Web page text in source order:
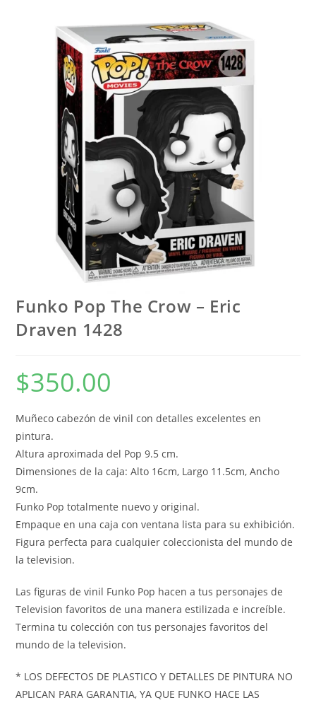
Funko Pop The Crow – Eric
Draven 1428
$350.00
Muñeco cabezón de vinil con detalles excelentes en
pintura.
Altura aproximada del Pop 9.5 cm.
Dimensiones de la caja: Alto 16cm, Largo 11.5cm, Ancho
9cm.
Funko Pop totalmente nuevo y original.
Empaque en una caja con ventana lista para su exhibición.
Figura perfecta para cualquier coleccionista del mundo de
la television.
Las figuras de vinil Funko Pop hacen a tus personajes de
Television favoritos de una manera estilizada e increíble.
Termina tu colección con tus personajes favoritos del
mundo de la television.
* LOS DEFECTOS DE PLASTICO Y DETALLES DE PINTURA NO
APLICAN PARA GARANTIA, YA QUE FUNKO HACE LAS